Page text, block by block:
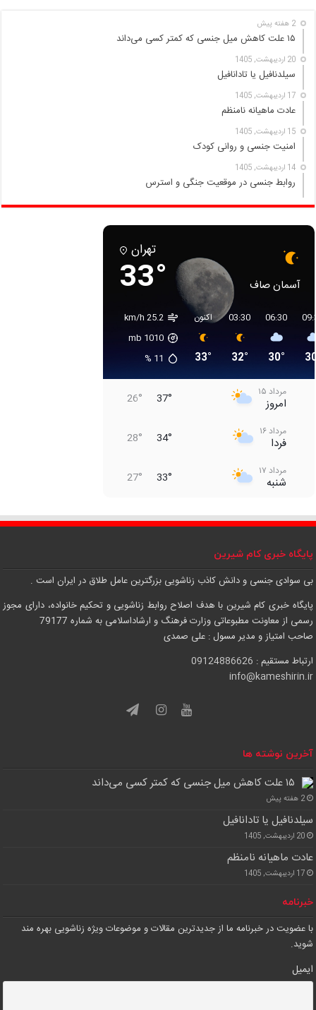
2 هفته پیش
۱۵ علت کاهش میل جنسی که کمتر کسی می‌داند
20 اردیبهشت, 1405
سیلدنافیل یا تادانافیل
17 اردیبهشت, 1405
عادت ماهیانه نامنظم
15 اردیبهشت, 1405
امنیت جنسی و روانی کودک
14 اردیبهشت, 1405
روابط جنسی در موقعیت جنگی و استرس
تهران
33° آسمان صاف
25.2 km/h
1010
11
%
اکنون
33°
03:30
32°
06:30
30°
مرداد ۱۵
امروز 37°
26°
مرداد ۱۶
فردا 34°
28°
مرداد ۱۷
شنبه 33°
27°
یکشنبه 35°
29°
مرداد ۱۹
دوشنبه
مرداد ۲۰
سه‌شنبه
مرداد ۲۱
چهارشنبه 37°
پایگاه خبری کام شیرین
بی سوادی جنسی و دانش کاذب زناشویی بزرگترین عامل طلاق در ایران است .
پایگاه خبری کام شیرین با هدف اصلاح روابط زناشویی و تحکیم خانواده، دارای مجوز
رسمی از معاونت مطبوعاتی وزارت فرهنگ و ارشاداسلامی به شماره 79177
صاحب امتیاز و مدیر مسول : علی صمدی
ارتباط مستقیم : 09124886626
info@kameshirin.ir
آخرین نوشته ها
۱۵ علت کاهش میل جنسی که کمتر کسی می‌داند
2 هفته پیش
سیلدنافیل یا تادانافیل
20 اردیبهشت, 1405
عادت ماهیانه نامنظم
17 اردیبهشت, 1405
خبرنامه
با عضویت در خبرنامه ما از جدیدترین مقالات و موضوعات ویژه زناشویی بهره مند
شوید.
ایمیل